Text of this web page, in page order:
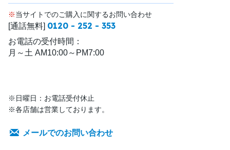
※当サイトでのご購入に関するお問い合わせ
[通話無料] 0120 - 252 - 353
お電話の受付時間：
月～土 AM10:00～PM7:00
※日曜日：お電話受付休止
※各店舗は営業しております。
メールでのお問い合わせ